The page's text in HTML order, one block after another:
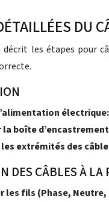
DU
les étapes pour
électrique:
la boîte
les extrémités des
DES CÂBLES À LA
les fils (Phase, Neutre,